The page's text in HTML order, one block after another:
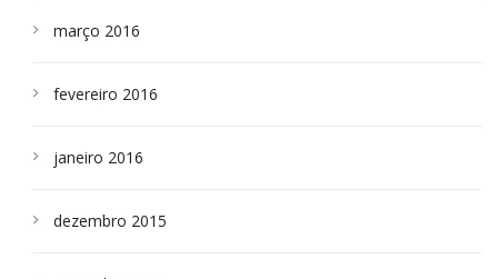
março 2016
fevereiro 2016
janeiro 2016
dezembro 2015